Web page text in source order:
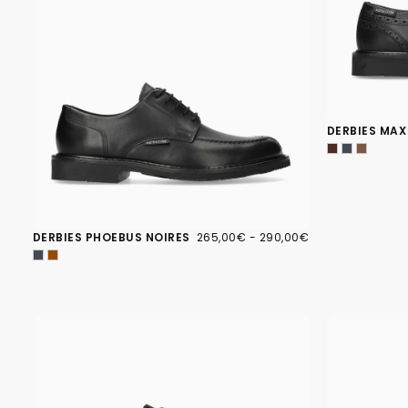
DERBIES PHOEBUS NOIRES 265,00€
PRIX
265,00€ - PRIX
290,00€
DERBIES